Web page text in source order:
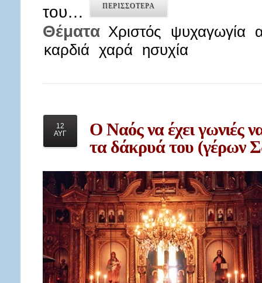
του…
ΠΕΡΙΣΣΟΤΕΡΑ
Θέματα Χριστός ψυχαγωγία
καρδιά χαρά ησυχία
12
ΑΥΓ
Ο Ναός να έχει γωνιές
τα δάκρυά του (γέρων